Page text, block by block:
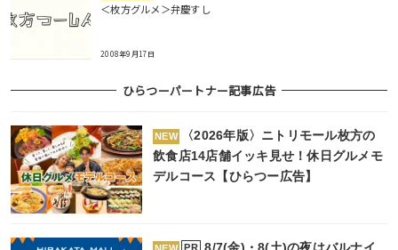
＜枚方グルメ＞弁慶すし
2008年9月17日
ひらつーパートナー記事広告
NEW
〈2026年版〉ニトリモール枚方の
飲食店14店舗イッキ見せ！休日グルメモ
デルコース【ひらつー広告】
PR